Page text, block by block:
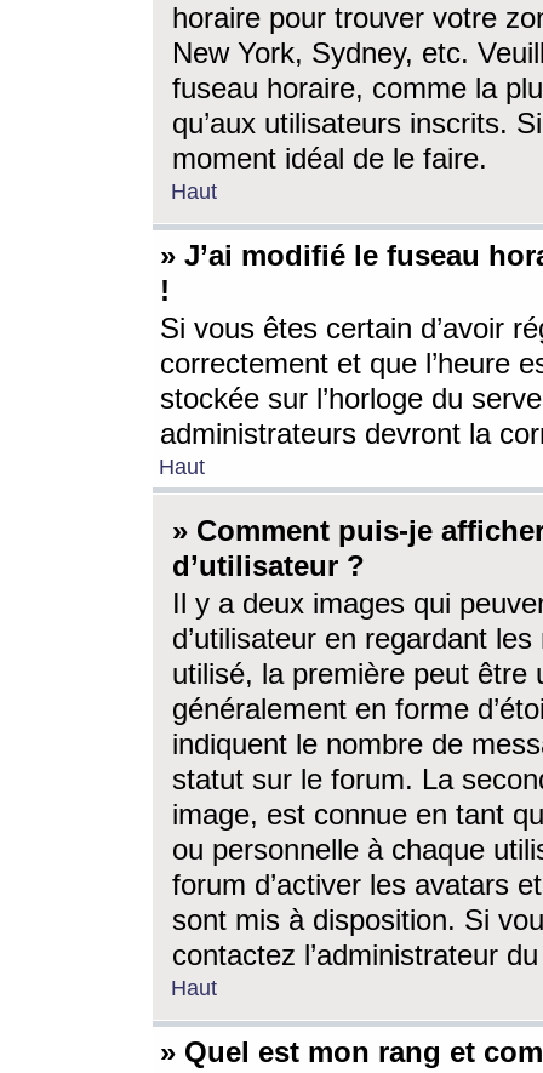
horaire pour trouver votre
New York, Sydney, etc.
fuseau horaire, comme la
qu’aux utilisateurs inscrits.
moment idéal de le faire.
Haut
» J’ai modifié le fuseau
!
Si vous êtes certain d’avoir
correctement et que l’heure
stockée sur l’horloge du
administrateurs devront la
Haut
» Comment puis-je
d’utilisateur ?
Il y a deux images qui
d’utilisateur en regardant
utilisé, la première peut être
généralement en forme
indiquent le nombre de
statut sur le forum. La
image, est connue en tant
ou personnelle à chaque
forum d’activer les avatars
sont mis à disposition. Si
contactez l’administrateur
Haut
» Quel est mon rang et